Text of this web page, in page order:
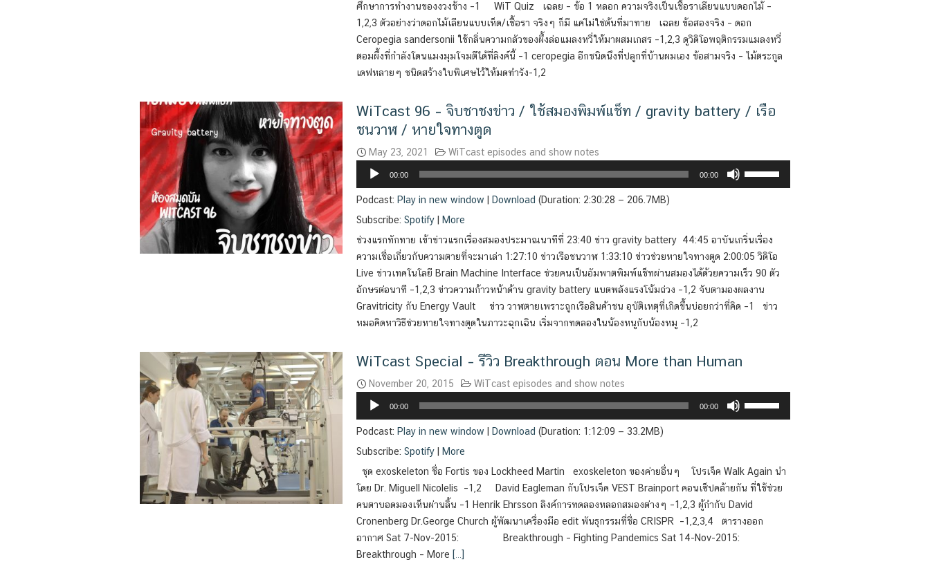
volume.
ศึกษาการทำงานของงวงช้าง –1 WiT Quiz เฉลย – ข้อ 1 หลอก ความจริงเป็นเชื้อราเลียนแบบดอกไม้ –
1,2,3 ตัวอย่างว่าดอกไม้เลียนแบบเห็ด/เชื้อรา จริงๆ ก็มี แค่ไม่ใช่ต้นที่มาทาย เฉลย ข้อสองจริง – ดอก
Ceropegia sandersonii ใช้กลิ่นความกลัวของผึ้งล่อแมลงหวี่ให้มาผสมเกสร –1,2,3 ดูวิดิโอพฤติกรรมแมลงหวี่
ตอมผึ้งที่กำลังโดนแมงมุมโจมตีได้ที่ลิงค์นี้ –1 ceropegia อีกชนิดนึงที่ปลูกที่บ้านผมเอง ข้อสามจริง – ไม้ตระกูล
เดฟหลายๆ ชนิดสร้างใบพิเศษไว้ให้มดทำรัง-1,2
WiTcast 96 – จิบชาชงข่าว / ใช้สมองพิมพ์แช็ท / gravity battery / เรือ
ชนวาฬ / หายใจทางตูด
May 23, 2021 WiTcast episodes and show notes
Audio
00:00 00:00
to
increase
or
volume.
Podcast: Play in new window Download (Duration: 2:30:28 — 206.7MB)
Subscribe:Spotify
More
ช่วงแรกทักทาย เข้าข่าวแรกเรื่องสมองประมาณนาทีที่ 23:40 ข่าว gravity battery 44:45 อาบันเกริ่นเรื่อง
ความเชื่อเกี่ยวกับความตายที่จะมาเล่า 1:27:10 ข่าวเรือชนวาฬ 1:33:10 ข่าวช่วยหายใจทางตูด 2:00:05 วิดิโอ
Live ข่าวเทคโนโลยี Brain Machine Interface ช่วยคนเป็นอัมพาตพิมพ์แช็ทผ่านสมองได้ด้วยความเร็ว 90 ตัว
อักษรต่อนาที –1,2,3 ข่าวความก้าวหน้าด้าน gravity battery แบตพลังแรงโน้มถ่วง –1,2 จับตามองผลงาน
Gravitricity กับ Energy Vault ข่าว วาฬตายเพราะถูกเรือสินค้าชน อุบัติเหตุที่เกิดขึ้นบ่อยกว่าที่คิด –1 ข่าว
หมอคิดหาวิธีช่วยหายใจทางตูดในภาวะฉุกเฉิน เริ่มจากทดลองในน้องหนูกับน้องหมู –1,2
WiTcast Special – รีวิว Breakthrough ตอน More than Human
November 20, 2015 WiTcast episodes and show notes
Audio
00:00 00:00
to
increase
or
Podcast: Play in new window Download (Duration: 1:12:09 — 33.2MB)
Subscribe:Spotify
More
ชุด exoskeleton ชื่อ Fortis ของ Lockheed Martin exoskeleton ของค่ายอื่นๆ โปรเจ็ค Walk Again นำ
โดย Dr. Miguell Nicolelis –1,2 David Eagleman กับโปรเจ็ค VEST Brainport คอนเซ็ปคล้ายกัน ที่ใช้ช่วย
คนตาบอดมองเห็นผ่านลิ้น –1 Henrik Ehrsson ลิงค์การทดลองหลอกสมองต่างๆ –1,2,3 ผู้กำกับ David
Cronenberg Dr.George Church ผู้พัฒนาเครื่องมือ edit พันธุกรรมที่ชื่อ CRISPR –1,2,3,4 ตารางออก
อากาศ Sat 7-Nov-2015: Breakthrough – Fighting Pandemics Sat 14-Nov-2015:
Breakthrough – More […]